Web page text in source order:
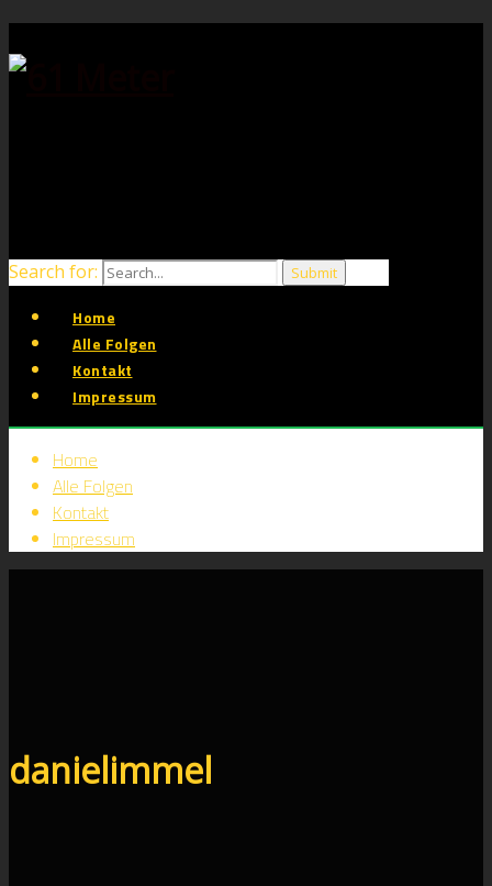
Search for:
Home
Alle Folgen
Kontakt
Impressum
Home
Alle Folgen
Kontakt
Impressum
danielimmel